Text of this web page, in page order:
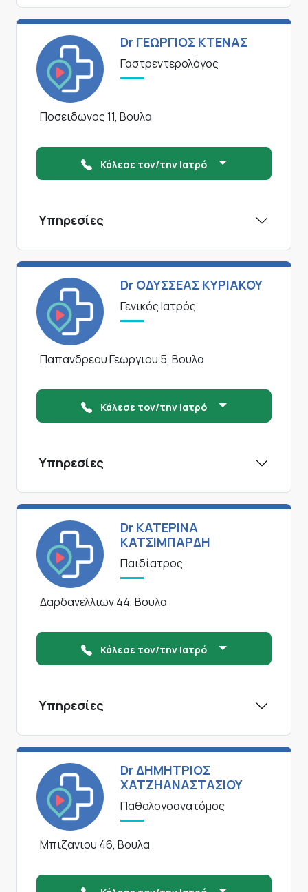
Dr ΓΕΩΡΓΙΟΣ ΚΤΕΝΑΣ
Γαστρεντερολόγος
Ποσειδωνος 11, Βουλα
Κάλεσε τον/την Ιατρό
Υπηρεσίες
Dr ΟΔΥΣΣΕΑΣ ΚΥΡΙΑΚΟΥ
Γενικός Ιατρός
Παπανδρεου Γεωργιου 5, Βουλα
Κάλεσε τον/την Ιατρό
Υπηρεσίες
Dr ΚΑΤΕΡΙΝΑ
ΚΑΤΣΙΜΠΑΡΔΗ
Παιδίατρος
Δαρδανελλιων 44, Βουλα
Κάλεσε τον/την Ιατρό
Υπηρεσίες
Dr ΔΗΜΗΤΡΙΟΣ
ΧΑΤΖΗΑΝΑΣΤΑΣΙΟΥ
Παθολογοανατόμος
Μπιζανιου 46, Βουλα